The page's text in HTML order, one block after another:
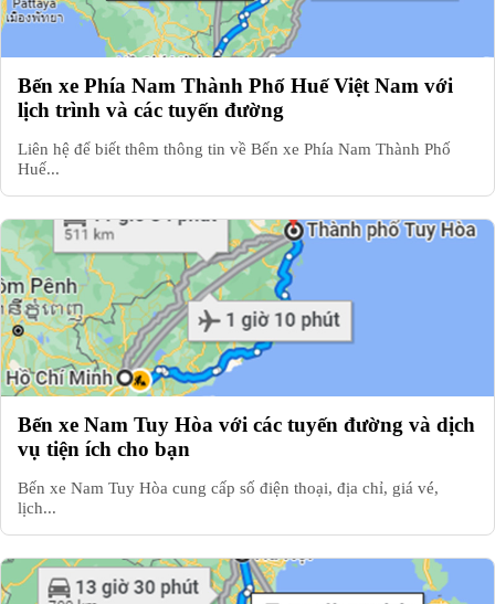
Bến xe Phía Nam Thành Phố Huế Việt Nam với
lịch trình và các tuyến đường
Liên hệ để biết thêm thông tin về Bến xe Phía Nam Thành Phố
Huế...
Bến xe Nam Tuy Hòa với các tuyến đường và dịch
vụ tiện ích cho bạn
Bến xe Nam Tuy Hòa cung cấp số điện thoại, địa chỉ, giá vé,
lịch...